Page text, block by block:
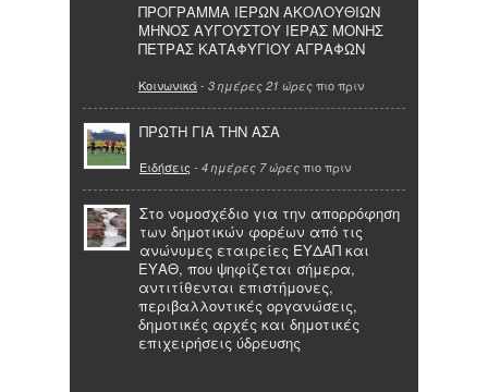
ΠΡΟΓΡΑΜΜΑ ΙΕΡΩΝ ΑΚΟΛΟΥΘΙΩΝ
ΜΗΝΟΣ ΑΥΓΟΥΣΤΟΥ ΙΕΡΑΣ ΜΟΝΗΣ
ΠΕΤΡΑΣ ΚΑΤΑΦΥΓΙΟΥ ΑΓΡΑΦΩΝ
Κοινωνικά- 3 ημέρες 21 ώρες πιο πριν
ΠΡΩΤΗ ΓΙΑ ΤΗΝ ΑΣΑ
Ειδήσεις - 4 ημέρες 7 ώρες πιο πριν
Στο νομοσχέδιο για την απορρόφηση
των δημοτικών φορέων από τις
ανώνυμες εταιρείες ΕΥΔΑΠ και
ΕΥΑΘ, που ψηφίζεται σήμερα,
αντιτίθενται επιστήμονες,
περιβαλλοντικές οργανώσεις,
δημοτικές αρχές και δημοτικές
επιχειρήσεις ύδρευσης